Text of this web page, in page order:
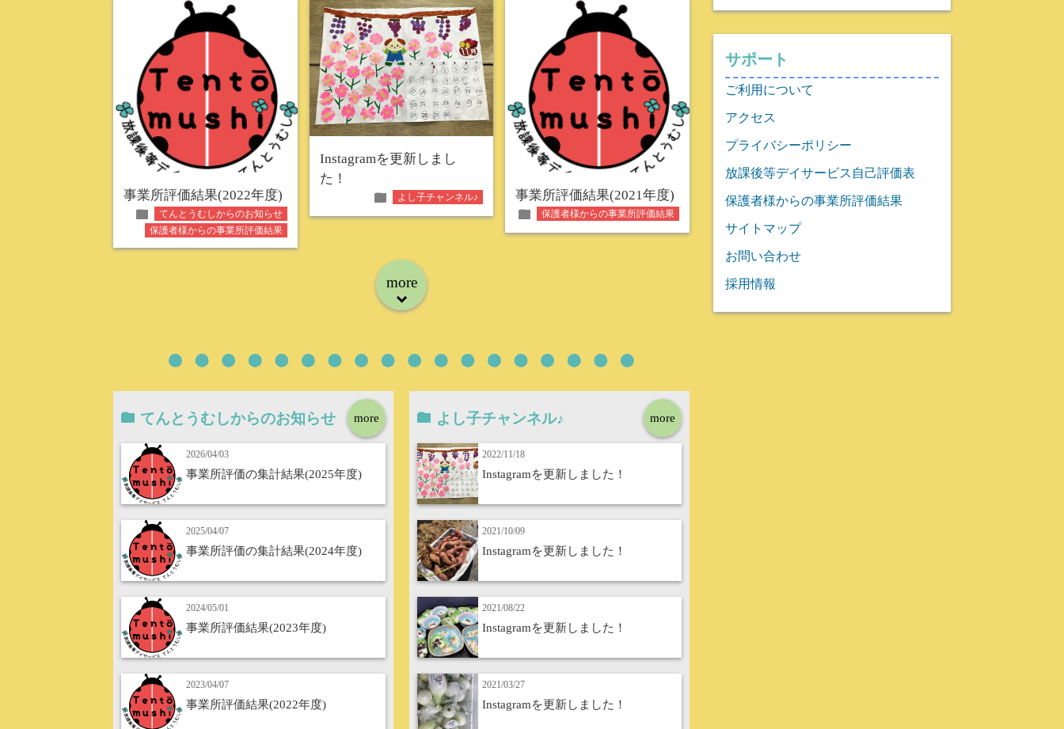
事業所評価結果(2022年度)
folder
てんとうむしからのお知らせ
保護者様からの事業所評価結果
Instagramを更新しまし
た！
folder よし子チャンネル♪ 事業所評価結果(2021年度)
folder 保護者様からの事業所評価結果
more
down
more
てんとうむしからのお知らせ
2026/04/03
事業所評価の集計結果(2025年度)
2025/04/07
事業所評価の集計結果(2024年度)
2024/05/01
事業所評価結果(2023年度)
2023/04/07
事業所評価結果(2022年度)
more
よし子チャンネル♪
2022/11/18
Instagramを更新しました！
2021/10/09
Instagramを更新しました！
2021/08/22
Instagramを更新しました！
2021/03/27
Instagramを更新しました！
サポート
ご利用について
アクセス
プライバシーポリシー
放課後等デイサービス自己評価表
保護者様からの事業所評価結果
サイトマップ
お問い合わせ
採用情報